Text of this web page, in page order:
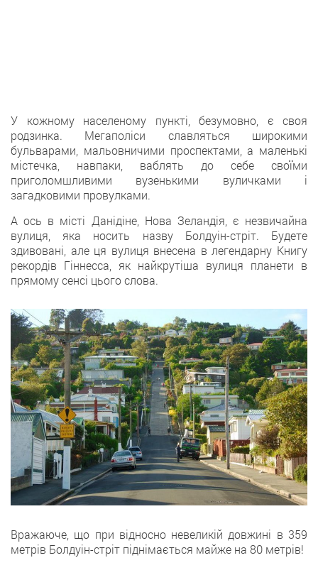
У кожному населеному пункті, безумовно, є своя
родзинка. Мегаполіси славляться широкими
бульварами, мальовничими проспектами, а маленькі
містечка, навпаки, ваблять до себе своїми
приголомшливими вузенькими вуличками і
загадковими провулками.
А ось в місті Данідіне, Нова Зеландія, є незвичайна
вулиця, яка носить назву Болдуін-стріт. Будете
здивовані, але ця вулиця внесена в легендарну Книгу
рекордів Гіннесса, як найкрутіша вулиця планети в
прямому сенсі цього слова.
Вражаюче, що при відносно невеликій довжині в 359
метрів Болдуін-стріт піднімається майже на 80 метрів!